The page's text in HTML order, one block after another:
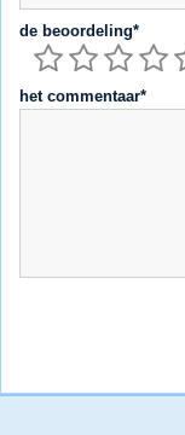
de beoordeling*
het commentaar*